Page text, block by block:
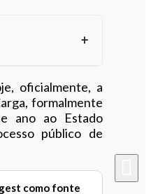
oficialmente, a
formalmente
ano ao Estado
público de
como fonte